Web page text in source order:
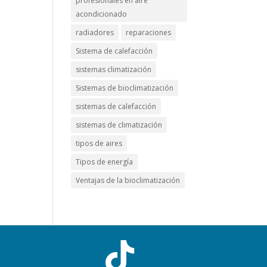
acondicionado
radiadores
reparaciones
Sistema de calefacción
sistemas climatización
Sistemas de bioclimatización
sistemas de calefacción
sistemas de climatización
tipos de aires
Tipos de energía
Ventajas de la bioclimatización
